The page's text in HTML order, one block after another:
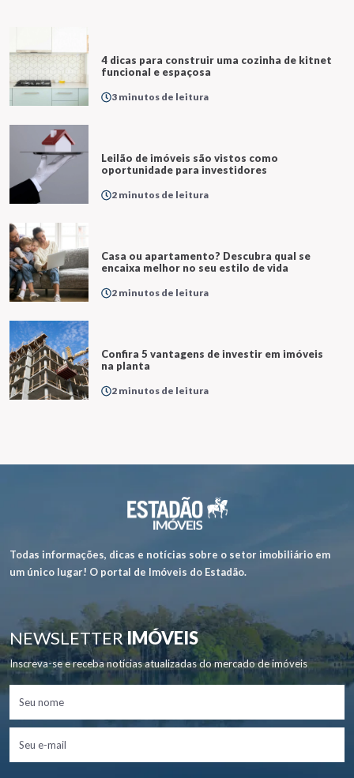
4 dicas para construir uma cozinha de kitnet
funcional e espaçosa
3 minutos de leitura
Leilão de imóveis são vistos como
oportunidade para investidores
2 minutos de leitura
Casa ou apartamento? Descubra qual se
encaixa melhor no seu estilo de vida
2 minutos de leitura
Confira 5 vantagens de investir em imóveis
na planta
2 minutos de leitura
Todas informações, dicas e notícias sobre o setor imobiliário em
um único lugar! O portal de Imóveis do Estadão.
NEWSLETTERIMÓVEIS
Inscreva-se e receba notícias atualizadas do mercado de imóveis